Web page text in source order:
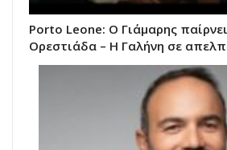
Porto Leone: Ο Γιάμαρης
Ορεστιάδα – Η Γαλήνη σε